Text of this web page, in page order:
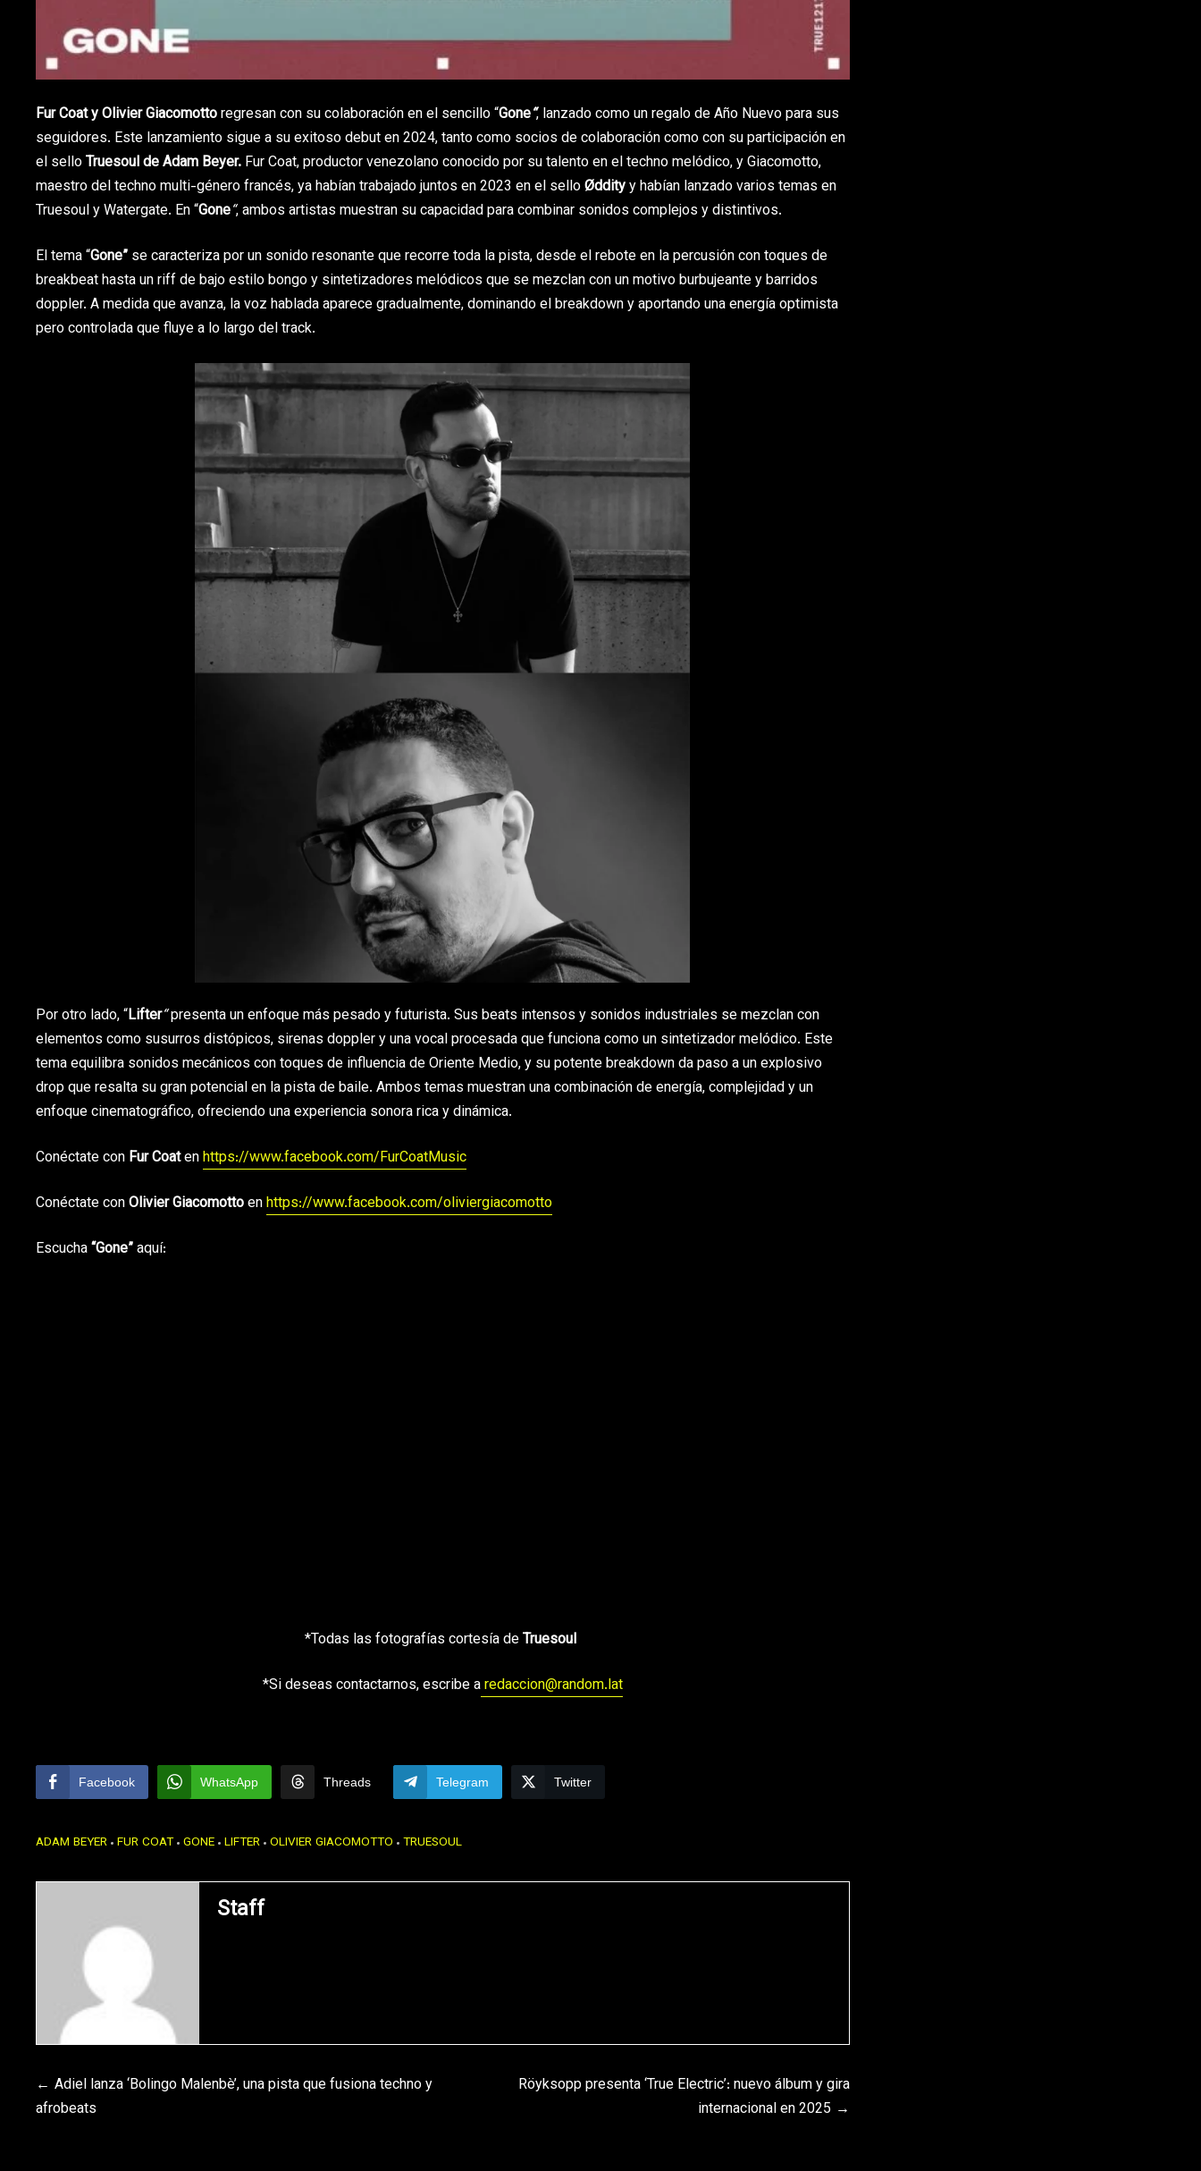
Fur Coat y Olivier Giacomottoregresan con su colaboración en el sencillo “Gone“, lanzado como un regalo de Año Nuevo para sus
seguidores. Este lanzamiento sigue a su exitoso debut en 2024, tanto como socios de colaboración como con su participación en
el selloTruesoul de Adam Beyer. Fur Coat, productor venezolano conocido por su talento en el techno melódico, y Giacomotto,
maestro del techno multi-género francés, ya habían trabajado juntos en 2023 en el selloØddityy habían lanzado varios temas en
Truesoul y Watergate. En “Gone“, ambos artistas muestran su capacidad para combinar sonidos complejos y distintivos.
El tema “Gone” se caracteriza por un sonido resonante que recorre toda la pista, desde el rebote en la percusión con toques de
breakbeat hasta un riff de bajo estilo bongo y sintetizadores melódicos que se mezclan con un motivo burbujeante y barridos
doppler. A medida que avanza, la voz hablada aparece gradualmente, dominando el breakdown y aportando una energía optimista
pero controlada que fluye a lo largo del track.
Por otro lado, “Lifter“presenta un enfoque más pesado y futurista. Sus beats intensos y sonidos industriales se mezclan con
elementos como susurros distópicos, sirenas doppler y una vocal procesada que funciona como un sintetizador melódico. Este
tema equilibra sonidos mecánicos con toques de influencia de Oriente Medio, y su potente breakdown da paso a un explosivo
drop que resalta su gran potencial en la pista de baile. Ambos temas muestran una combinación de energía, complejidad y un
enfoque cinematográfico, ofreciendo una experiencia sonora rica y dinámica.
Conéctate con Fur Coatenhttps://www.facebook.com/FurCoatMusic
Conéctate conOlivier Giacomottoenhttps://www.facebook.com/oliviergiacomotto
Escucha“Gone”aquí:
*Todas las fotografías cortesía deTruesoul
*Si deseas contactarnos, escribe aredaccion@random.lat
Facebook WhatsApp Threads Telegram Twitter
ADAM BEYER FUR COAT GONE LIFTER OLIVIER GIACOMOTTO TRUESOUL
Staff
Navegación
Adiel lanza ‘Bolingo Malenbè’, una pista que fusiona techno y
afrobeats
Röyksopp presenta ‘True Electric’: nuevo álbum y gira
internacional en 2025